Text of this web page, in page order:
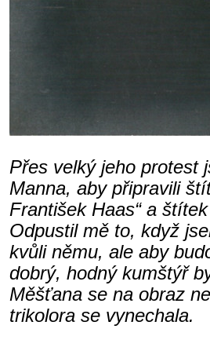
Přes velký jeho protest
Manna, aby připravili
František Haas“ a
Odpustil mě to, když
kvůli němu, ale aby
dobrý, hodný kumštýř
Měšťana se na obraz
trikolora se vynechala.